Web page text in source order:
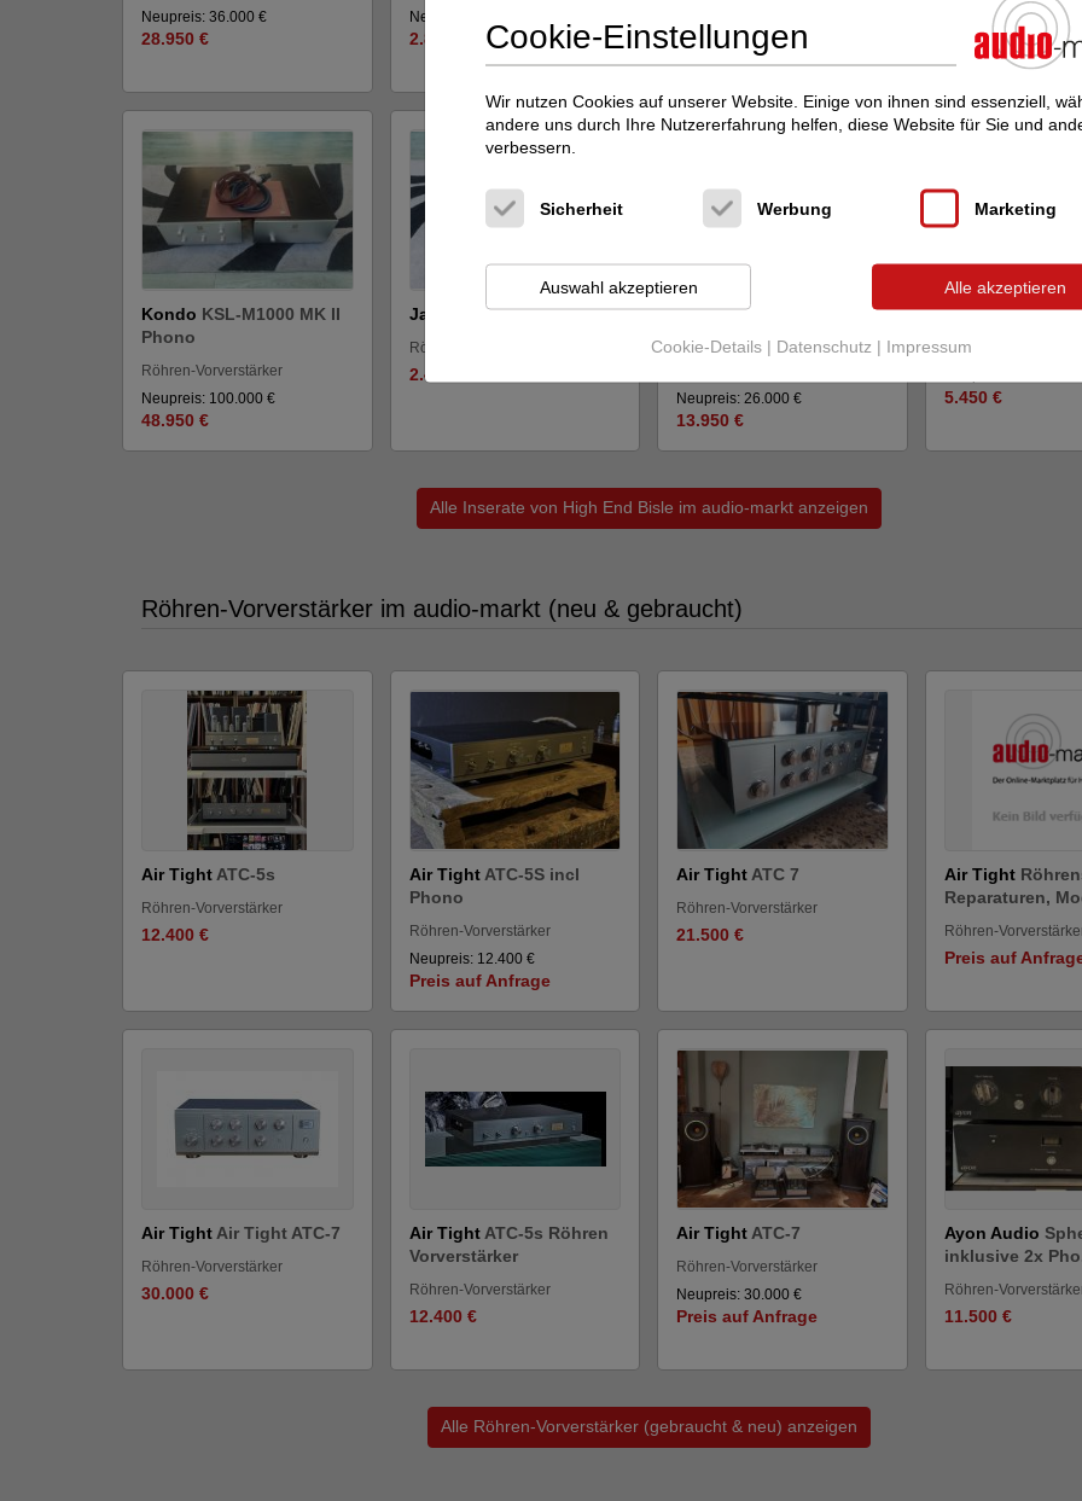
Neupreis: 36.000 €
28.950 €
Neupreis: 3.200 €
2.850 € 4.950 €
Neupreis: 36.500 €
19.950 €
Kondo KSL-M1000 MK II
Phono
Röhren-Vorverstärker
Neupreis: 100.000 €
48.950 €
Jadis DPL2
Röhren-Vorverstärker
2.450 €
Audio Research
Reference 6 SE
Neupreis: 26.000 €
13.950 €
McIntoshC-8 +
Röhren-Vorverstärker
5.450 €
Alle Inserate von High End Bisle im audio-markt anzeigen
Röhren-Vorverstärker im audio-markt (neu & gebraucht)
Air Tight ATC-5s
Röhren-Vorverstärker
12.400 €
Air Tight ATC-5S incl
Phono
Röhren-Vorverstärker
Neupreis: 12.400 €
Preis auf Anfrage
Air Tight ATC 7
Röhren-Vorverstärker
21.500 €
Air Tight
Reparaturen,
Röhren-
Preis auf
Air Tight Air Tight ATC-7
Röhren-Vorverstärker
30.000 €
Air Tight ATC-5s Röhren
Vorverstärker
Röhren-Vorverstärker
12.400 €
Air Tight ATC-7
Röhren-Vorverstärker
Neupreis: 30.000 €
Preis auf Anfrage
Ayon Audio
inklusive 2x
Röhren-
11.500 €
Alle Röhren-Vorverstärker (gebraucht & neu) anzeigen
Cookie-Einstellungen
Wir nutzen Cookies auf unserer Website. Einige von ihnen sind essenziell,
andere uns durch Ihre Nutzererfahrung helfen, diese Website für Sie und
verbessern.
Cookie-Details | Datenschutz | Impressum
Sicherheit Werbung Marketing
Auswahl akzeptieren Alle akzeptieren